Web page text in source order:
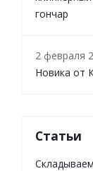
гончар
2 февраля
Новика от
Статьи